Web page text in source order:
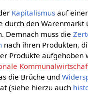
Kapitalismus auf
durch den
Demnach muss die
nach ihren Produkten,
Produkte aufgehoben
die Brüche und
(siehe hierzu auch